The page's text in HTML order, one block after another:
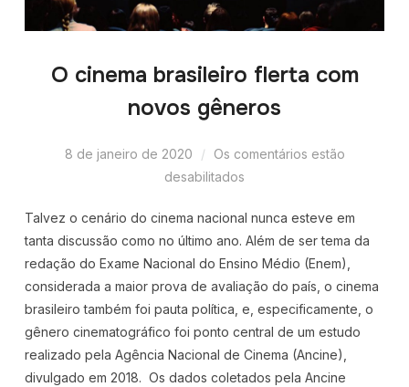
O cinema brasileiro flerta com
novos gêneros
8 de janeiro de 2020
Os comentários estão
desabilitados
Talvez o cenário do cinema nacional nunca esteve em
tanta discussão como no último ano. Além de ser tema da
redação do Exame Nacional do Ensino Médio (Enem),
considerada a maior prova de avaliação do país, o cinema
brasileiro também foi pauta política, e, especificamente, o
gênero cinematográfico foi ponto central de um estudo
realizado pela Agência Nacional de Cinema (Ancine),
divulgado em 2018. Os dados coletados pela Ancine